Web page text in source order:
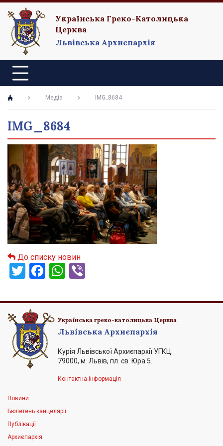
Українська Греко-Католицька
Церква
Львівська Архиєпархія
Медіа IMG_8684
IMG_8684
До списку новин
Twitter
Facebook
WhatsApp
Українська греко-католицька Церква
Львівська Архиєпархія
Курія Львівської Архиєпархії УГКЦ:
79000, м. Львів, пл. св. Юра 5.
Контактна інформація
Новини
Бюлетень канцелярії
Публікації
Архиєпархія